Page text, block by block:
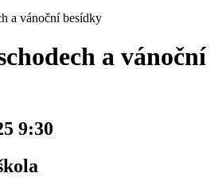
a vánoční besídky
a vánoční
9:30